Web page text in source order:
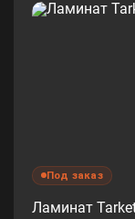
Под заказ
Ламинат